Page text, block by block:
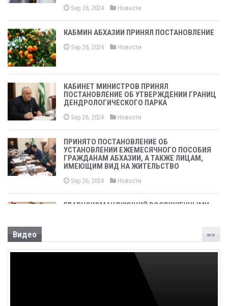
Sep 26, 2024 Новости
КАБМИН АБХАЗИИ ПРИНЯЛ ПОСТАНОВЛЕНИЕ
Sep 26, 2024 Новости
КАБИНЕТ МИНИСТРОВ ПРИНЯЛ
ПОСТАНОВЛЕНИЕ ОБ УТВЕРЖДЕНИИ ГРАНИЦ
ДЕНДРОЛОГИЧЕСКОГО ПАРКА
Sep 26, 2024 Новости
ПРИНЯТО ПОСТАНОВЛЕНИЕ ОБ
УСТАНОВЛЕНИИ ЕЖЕМЕСЯЧНОГО ПОСОБИЯ
ГРАЖДАНАМ АБХАЗИИ, А ТАКЖЕ ЛИЦАМ,
ИМЕЮЩИМ ВИД НА ЖИТЕЛЬСТВО
Sep 26, 2024 Новости
ГЛАВНОКОМАНДУЮЩИЙ ВООРУЖЕННЫМИ
СРЕДСТВА, НАПРАВЛЯЕМЫЕ НА
ВОССТАНОВЛЕНИЕ АЭРОПОРТА «СУХУМ»,
Видео все